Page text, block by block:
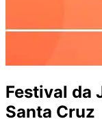
Festival da
Santa Cruz